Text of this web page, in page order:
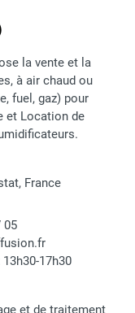
la vente et la
à air chaud ou
fuel, gaz) pour
et Location de
France
05
17h30
et de traitement